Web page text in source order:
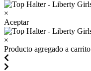
×
Aceptar
×
Producto agregado a carrito